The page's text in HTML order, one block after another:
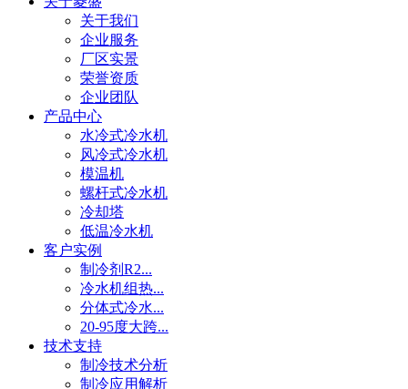
关于我们
企业服务
厂区实景
荣誉资质
企业团队
产品中心
水冷式冷水机
风冷式冷水机
模温机
螺杆式冷水机
冷却塔
低温冷水机
客户实例
制冷剂R2...
冷水机组热...
分体式冷水...
20-95度大跨...
技术支持
制冷技术分析
制冷应用解析